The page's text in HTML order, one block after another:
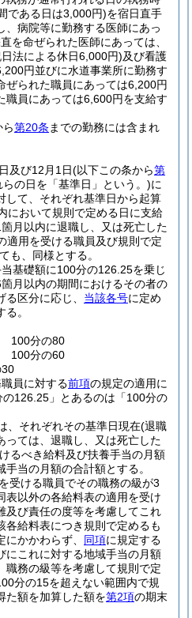
である日は3,000円)を宿日直手
、病院等に勤務する医師にあっ
を命ぜられた医師にあっては、
法による休日6,000円)及び看護
円並びに水道事業所に勤務す
ぜられた職員にあっては6,200円
職員にあっては6,600円を支給す
ら第20条 までの勤務には含まれ
及び12月1日(以下この条から第
らの日を「基準日」という。)に
して、それぞれ基準日から起算
において規則で定める日に支給
月以内に退職し、又は死亡した
適用を受ける職員及び規則で定
も、同様とする。
基礎額に100分の126.25を乗じ
月以内の期間におけるその者の
る区分に応じ、 当該各号に定め
。
100分の80
100分の60
員に対する前項の規定の適用に
の126.25」とあるのは「100分の
、それぞれその基準日現在(退職
っては、退職し、又は死亡した
るべき給料及び扶養手当の月額
当の月額の合計額とする。
受ける職員でその職務の級が3
表以外の各給料表の適用を受け
及び責任の度等を考慮してこれ
各給料表につき規則で定めるも
にかかわらず、 同項に規定する
にこれに対する地域手当の月額
職務の級等を考慮して規則で定
分の15を超えない範囲内で規
た額を加算した額を第2項の期末